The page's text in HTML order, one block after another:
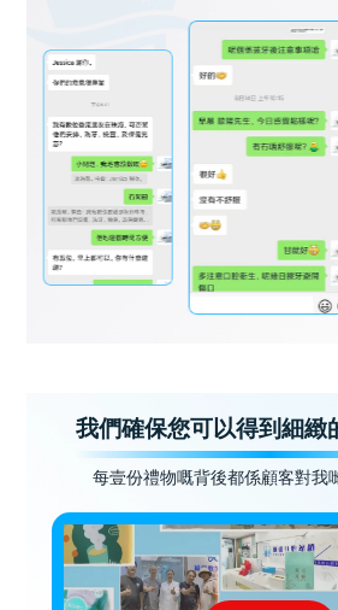
我們確保您可以得到細緻
每壹份禮物嘅背後都係顧客對我